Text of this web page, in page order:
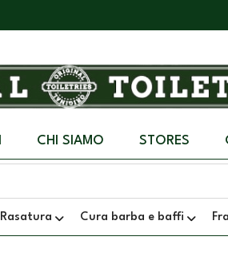
CHI SIAMO STORES
Rasatura Cura barba e baffi